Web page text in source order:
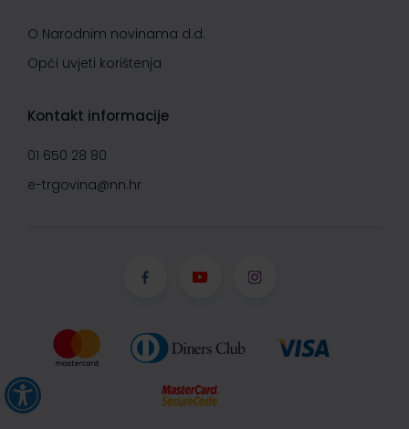
O Narodnim novinama d.d.
Opći uvjeti korištenja
Kontakt informacije
01 650 28 80
e-trgovina@nn.hr